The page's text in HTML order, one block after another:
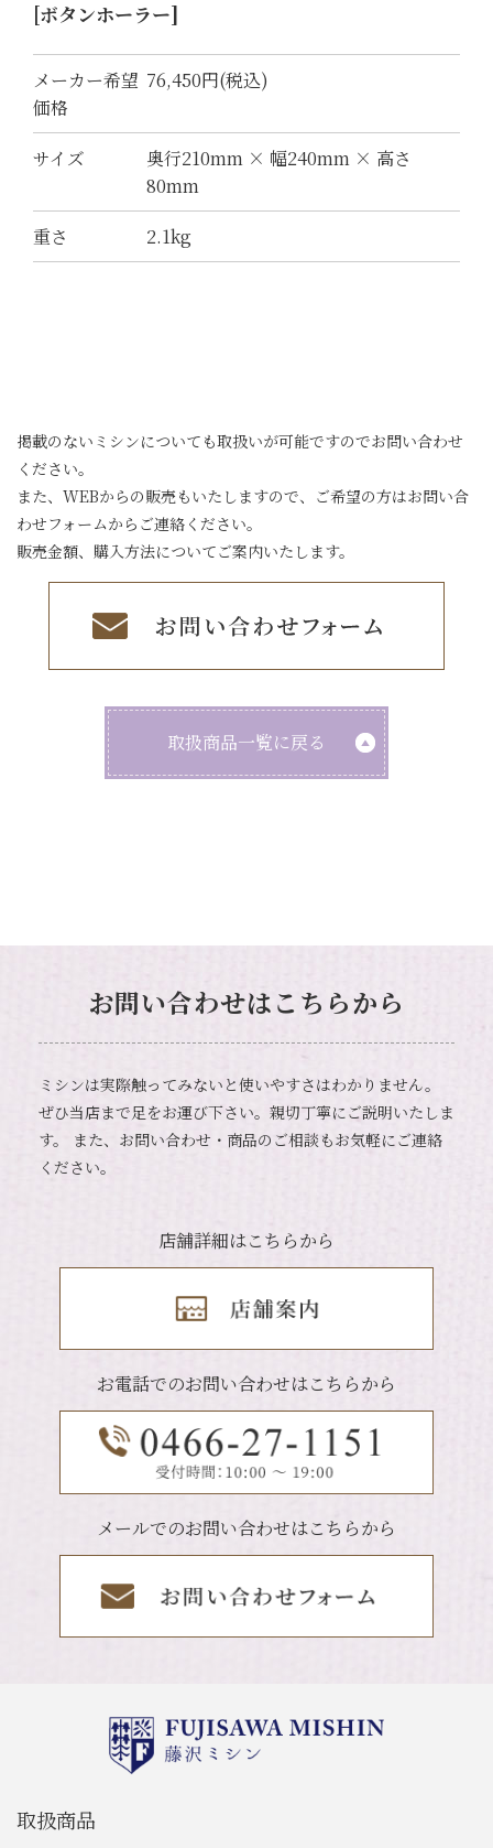
[ボタンホーラー]
メーカー希望
価格
76,450円(税込)
サイズ
奥行210mm × 幅240mm × 高さ
80mm
重さ
2.1kg
掲載のないミシンについても取扱いが可能ですのでお問い合わせ
ください。
また、WEBからの販売もいたしますので、ご希望の方はお問い合
わせフォームからご連絡ください。
販売金額、購入方法についてご案内いたします。
取扱商品一覧に戻る
お問い合わせはこちらから
ミシンは実際触ってみないと使いやすさはわかりません。
ぜひ当店まで足をお運び下さい。親切丁寧にご説明いたしま
す。
また、お問い合わせ・商品のご相談もお気軽にご連絡
ください。
店舗詳細はこちらから
お電話でのお問い合わせはこちらから
メールでのお問い合わせはこちらから
取扱商品